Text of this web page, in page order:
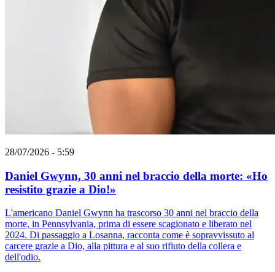
28/07/2026 - 5:59
Daniel Gwynn, 30 anni nel braccio della morte: «Ho
resistito grazie a Dio!»
L'americano Daniel Gwynn ha trascorso 30 anni nel braccio della
morte, in Pennsylvania, prima di essere scagionato e liberato nel
2024. Di passaggio a Losanna, racconta come è sopravvissuto al
carcere grazie a Dio, alla pittura e al suo rifiuto della collera e
dell'odio.